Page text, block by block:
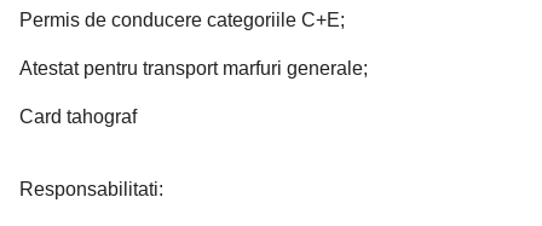
Permis de conducere categoriile C+E;
Atestat pentru transport marfuri generale;
Card tahograf
Responsabilitati: